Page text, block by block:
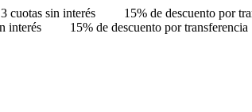
3 cuotas sin interés 15% de descuento por
interés 15% de descuento por transferencia